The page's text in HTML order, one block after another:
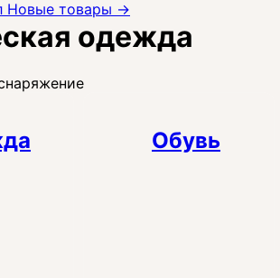
одежда
Обувь
Новые товары →